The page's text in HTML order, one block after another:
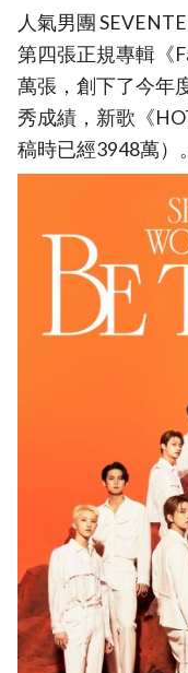
人氣男團
第四張正規專輯《
萬張，創下了今年
秀成績，新歌《
稿時已經3948萬）。